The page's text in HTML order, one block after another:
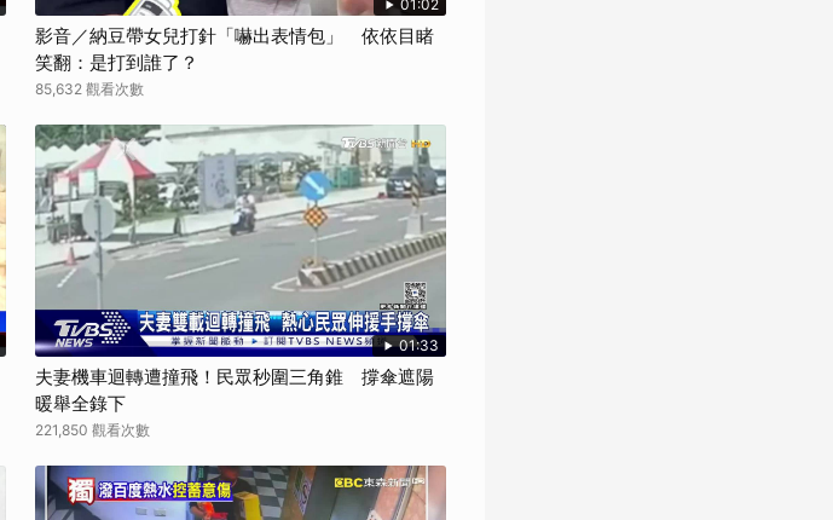
01:02
影音／納豆帶女兒打針「嚇出表情包」 依依目睹
笑翻：是打到誰了？
85,632 觀看次數
01:33
夫妻機車迴轉遭撞飛！民眾秒圍三角錐 撐傘遮陽
暖舉全錄下
221,850 觀看次數